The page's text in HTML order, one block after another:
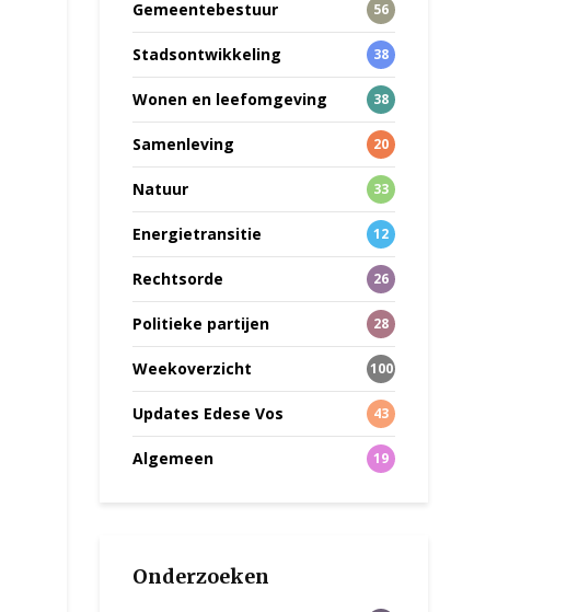
Gemeentebestuur 56
Stadsontwikkeling 38
Wonen en leefomgeving 38
Samenleving 20
Natuur 33
Energietransitie 12
Rechtsorde 26
Politieke partijen 28
Weekoverzicht 100
Updates Edese Vos 43
Algemeen 19
Onderzoeken